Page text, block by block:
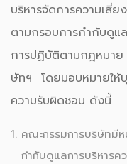
บริหารจัดการความเ
ตามกรอบการกำกับดูแ
การปฏิบัติตามกฎหมา
ษัทฯ โดยมอบหมายใ
ความรับผิดชอบ ดังนี้
คณะกรรมการบริษัทมี
กำกับดูแลการบริหารค